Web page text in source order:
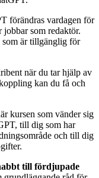
förändras vardagen för
jobbar som redaktör.
som är tillgänglig för
när du tar hjälp av
kan du få och
kursen som vänder sig
till dig som har
och till dig
till fördjupade